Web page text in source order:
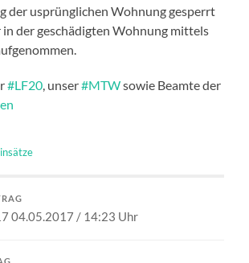
der usprünglichen Wohnung gesperrt
in der geschädigten Wohnung mittels
#LF20 , unser#MTWsowie Beamte der
04.05.2017 / 14:23 Uhr